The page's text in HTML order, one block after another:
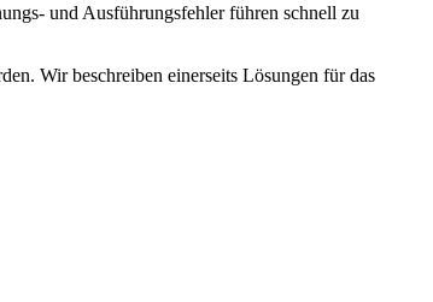
und Ausführungsfehler führen schnell zu
Wir beschreiben einerseits Lösungen für das